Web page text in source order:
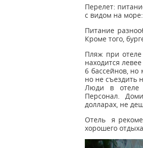
Перелет:
с видом на
Питание
Кроме того,
Пляж при
находится
6 бассейнов,
но не съездить
Люди в отеле
Персонал.
долларах, не
Отель я
хорошего